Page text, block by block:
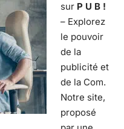
sur P U B !
– Explorez
le pouvoir
de la
publicité et
de la Com.
Notre site,
proposé